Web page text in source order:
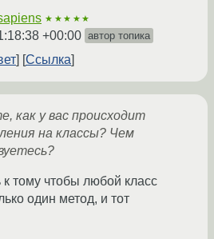
★★★★★
+00:00 автор топика
Ссылка
как у вас происходит
на классы? Чем
тому чтобы любой класс
один метод, и тот